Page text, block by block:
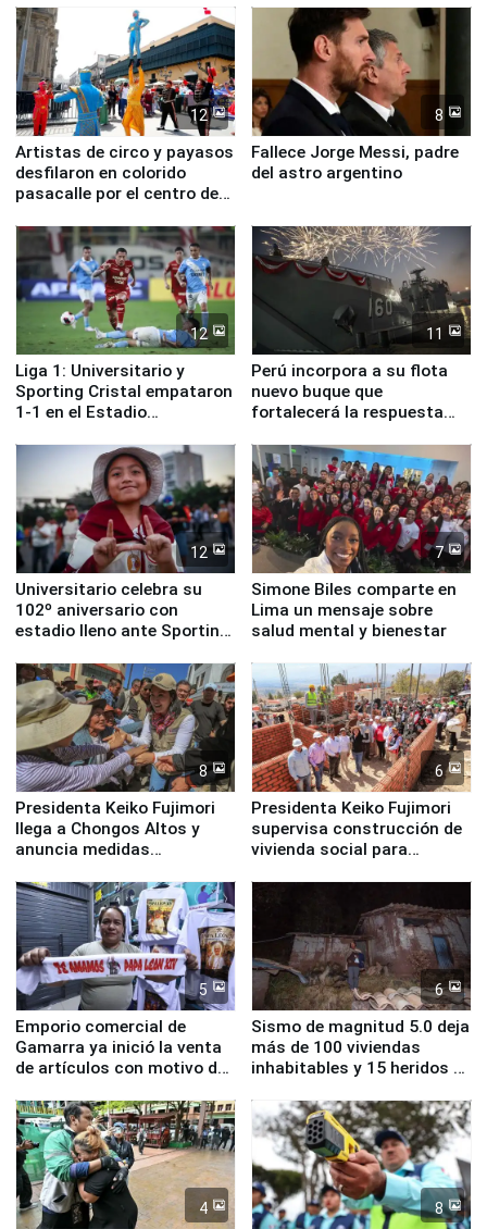
12
Artistas de circo y payasos
desfilaron en colorido
pasacalle por el centro de
8
Fallece Jorge Messi, padre
del astro argentino
12
Liga 1: Universitario y
Sporting Cristal empataron
1-1 en el Estadio
11
Perú incorpora a su flota
nuevo buque que
fortalecerá la respuesta
12
Universitario celebra su
102º aniversario con
estadio lleno ante Sporting
7
Simone Biles comparte en
Lima un mensaje sobre
salud mental y bienestar
8
Presidenta Keiko Fujimori
llega a Chongos Altos y
anuncia medidas
educación, salud y empleo
6
Presidenta Keiko Fujimori
supervisa construcción de
vivienda social para
5
Emporio comercial de
Gamarra ya inició la venta
de artículos con motivo de
6
Sismo de magnitud 5.0 deja
más de 100 viviendas
inhabitables y 15 heridos en
4 8